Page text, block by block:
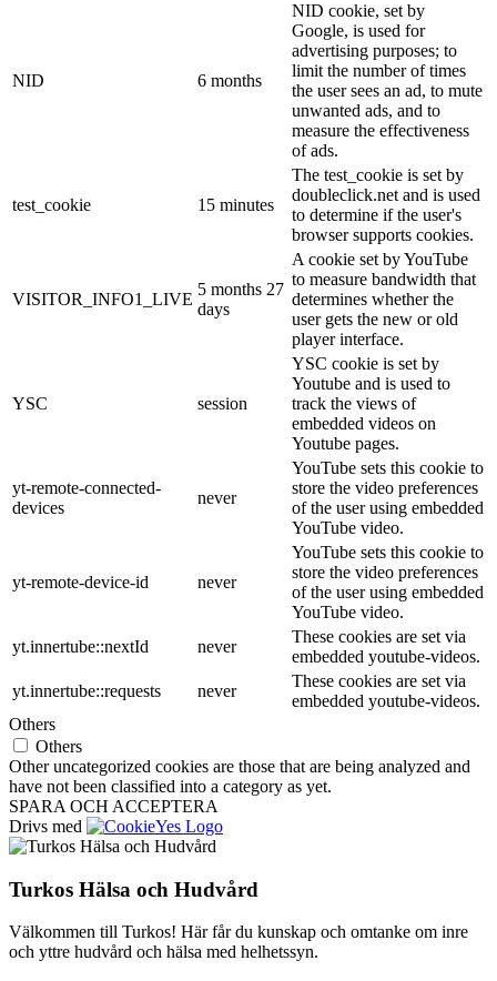
NID 6 months
NID cookie, set by
Google, is used for
advertising purposes; to
limit the number of times
the user sees an ad, to mute
unwanted ads, and to
measure the effectiveness
of ads.
test_cookie 15 minutes
The test_cookie is set by
doubleclick.net and is used
to determine if the user's
browser supports cookies.
VISITOR_INFO1_LIVE
5 months 27
days
A cookie set by YouTube
to measure bandwidth that
determines whether the
user gets the new or old
player interface.
YSC session
YSC cookie is set by
Youtube and is used to
track the views of
embedded videos on
Youtube pages.
yt-remote-connected-
devices
never
YouTube sets this cookie to
store the video preferences
of the user using embedded
YouTube video.
yt-remote-device-id never
YouTube sets this cookie to
store the video preferences
of the user using embedded
YouTube video.
yt.innertube::nextId
never
These cookies are set via
embedded youtube-videos.
yt.innertube::requests
never
These cookies are set via
embedded youtube-videos.
Others
Others
Other uncategorized cookies are those that are being analyzed and
have not been classified into a category as yet.
SPARA OCH ACCEPTERA
Drivs med
Turkos Hälsa och Hudvård
Välkommen till Turkos! Här får du kunskap och omtanke om inre
och yttre hudvård och hälsa med helhetssyn.